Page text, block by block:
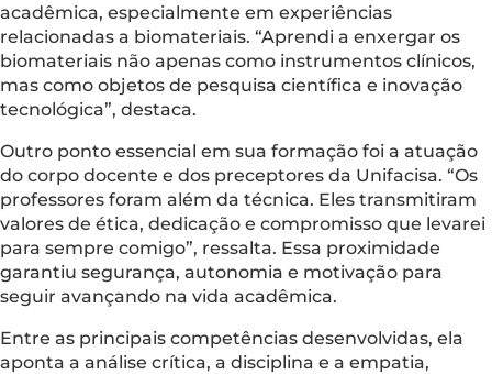
acadêmica, especialmente em experiências
relacionadas a biomateriais. “Aprendi a enxergar os
biomateriais não apenas como instrumentos clínicos,
mas como objetos de pesquisa científica e inovação
tecnológica”, destaca.
Outro ponto essencial em sua formação foi a atuação
do corpo docente e dos preceptores da Unifacisa. “Os
professores foram além da técnica. Eles transmitiram
valores de ética, dedicação e compromisso que levarei
para sempre comigo”, ressalta. Essa proximidade
garantiu segurança, autonomia e motivação para
seguir avançando na vida acadêmica.
Entre as principais competências desenvolvidas, ela
aponta a análise crítica, a disciplina e a empatia,